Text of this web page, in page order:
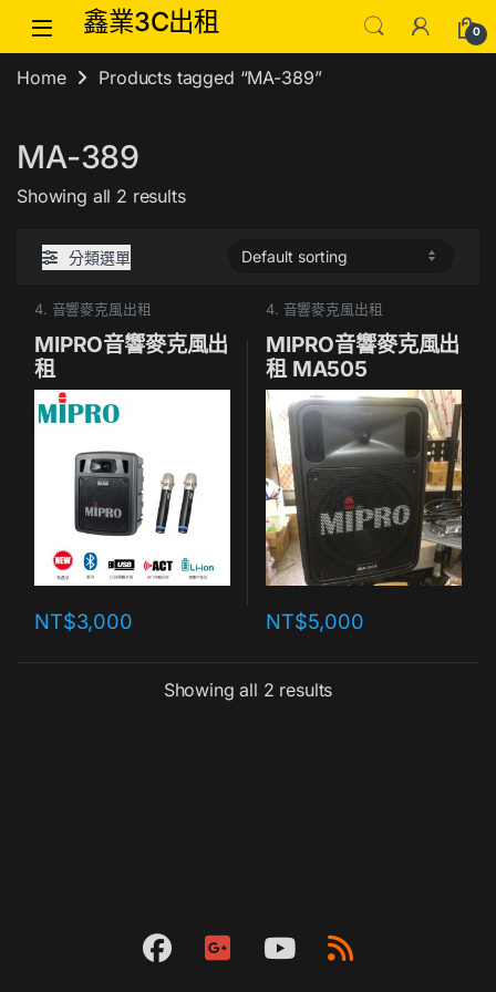
Skip to navigation
Skip to content鑫業3C出租 0
Home Products tagged “MA-389”
MA-389
Showing all 2 results
分類選單
4. 音響麥克風出租
MIPRO音響麥克風出
租
NT$3,000
4. 音響麥克風出租
MIPRO音響麥克風出
租 MA505
NT$5,000
Showing all 2 results